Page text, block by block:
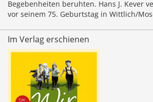
Begebenheiten beruhten. Hans J. Kever
vor seinem 75. Geburtstag in Wittlich/
Im Verlag erschienen